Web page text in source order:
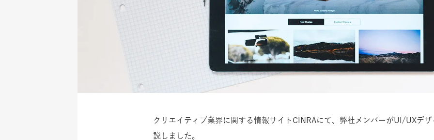
クリエイティブ業界に関する情報サイトCINRAにて、弊社メンバーがUI/UXデ
説しました。